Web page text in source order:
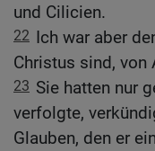
und Cilicien.
22 Ich war aber
Christus sind, von
23 Sie hatten nur
verfolgte,
Glauben, den er